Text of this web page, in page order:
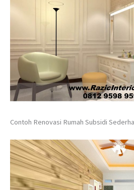
Contoh Renovasi Rumah Subsidi